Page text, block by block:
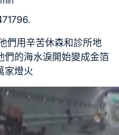
們用辛苦休森和診所地
們的海水淚開始變成金箔
家燈火